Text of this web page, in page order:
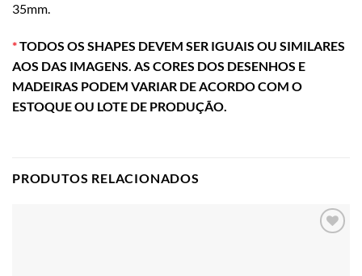
35mm.
*TODOS OS SHAPES DEVEM SER IGUAIS OU SIMILARES
AOS DAS IMAGENS. AS CORES DOS DESENHOS E
MADEIRAS PODEM VARIAR DE ACORDO COM O
ESTOQUE OU LOTE DE PRODUÇÃO.
PRODUTOS RELACIONADOS